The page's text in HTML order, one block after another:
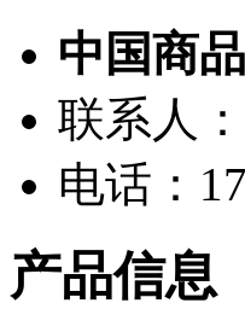
中国商
联系人
电话：
产品信息